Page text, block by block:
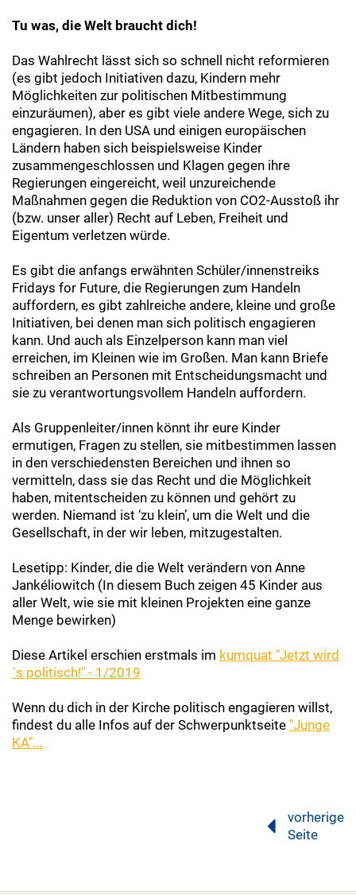
Tu was, die Welt braucht dich!
Das Wahlrecht lässt sich so schnell nicht reformieren
(es gibt jedoch Initiativen dazu, Kindern mehr
Möglichkeiten zur politischen Mitbestimmung
einzuräumen), aber es gibt viele andere Wege, sich zu
engagieren. In den USA und einigen europäischen
Ländern haben sich beispielsweise Kinder
zusammengeschlossen und Klagen gegen ihre
Regierungen eingereicht, weil unzureichende
Maßnahmen gegen die Reduktion von CO2-Ausstoß ihr
(bzw. unser aller) Recht auf Leben, Freiheit und
Eigentum verletzen würde.
Es gibt die anfangs erwähnten Schüler/innenstreiks
Fridays for Future, die Regierungen zum Handeln
auffordern, es gibt zahlreiche andere, kleine und große
Initiativen, bei denen man sich politisch engagieren
kann. Und auch als Einzelperson kann man viel
erreichen, im Kleinen wie im Großen. Man kann Briefe
schreiben an Personen mit Entscheidungsmacht und
sie zu verantwortungsvollem Handeln auffordern.
Als Gruppenleiter/innen könnt ihr eure Kinder
ermutigen, Fragen zu stellen, sie mitbestimmen lassen
in den verschiedensten Bereichen und ihnen so
vermitteln, dass sie das Recht und die Möglichkeit
haben, mitentscheiden zu können und gehört zu
werden. Niemand ist ‘zu klein’, um die Welt und die
Gesellschaft, in der wir leben, mitzugestalten.
Lesetipp: Kinder, die die Welt verändern von Anne
Jankéliowitch (In diesem Buch zeigen 45 Kinder aus
aller Welt, wie sie mit kleinen Projekten eine ganze
Menge bewirken)
Diese Artikel erschien erstmals im kumquat "Jetzt wird
´s politisch!" - 1/2019
Wenn du dich in der Kirche politisch engagieren willst,
findest du alle Infos auf der Schwerpunktseite "Junge
KA"...
vorherige
Seite